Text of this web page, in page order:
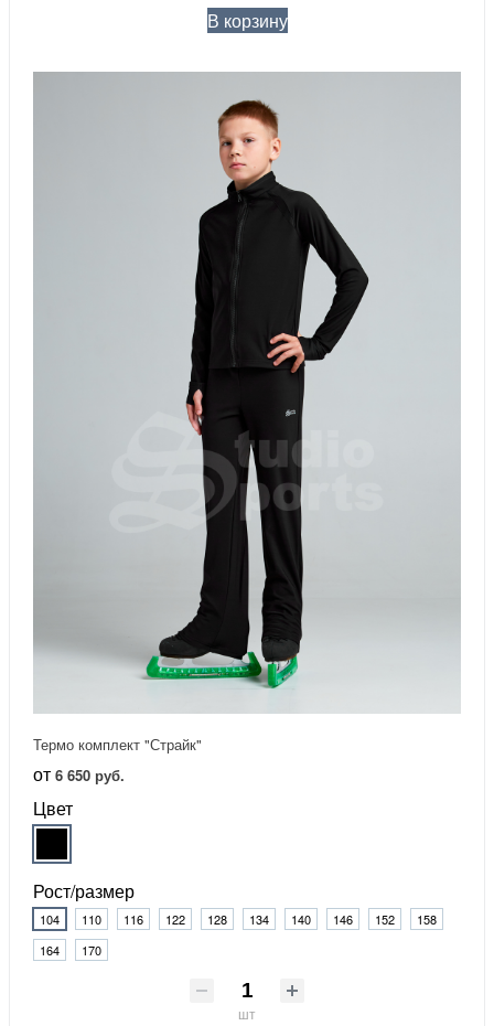
В корзину
Термо комплект "Страйк"
от 6 650 руб.
Цвет
Рост/размер
104 110 116 122 128 134 140 146 152
158
164
170
шт